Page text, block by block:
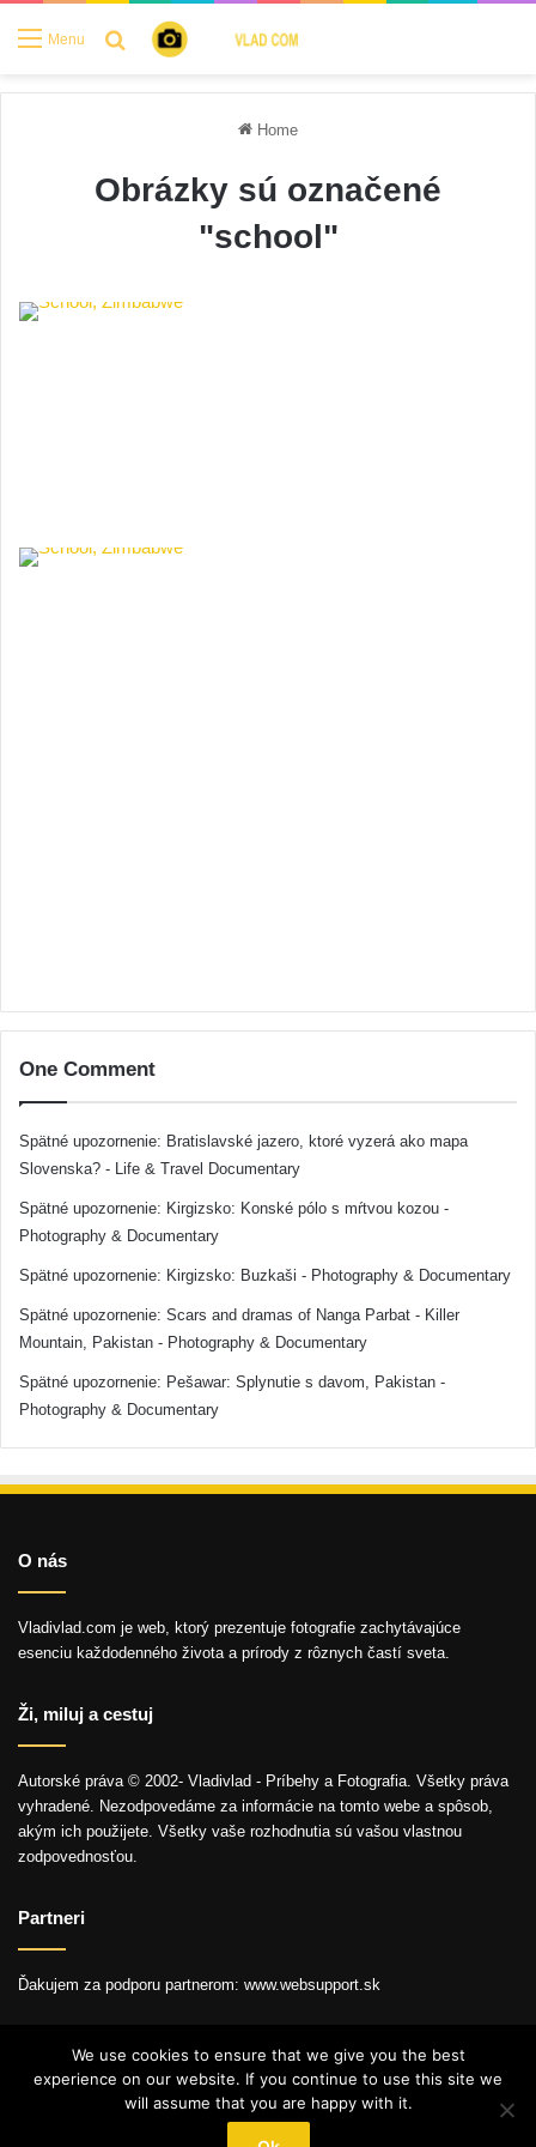
Menu Search for
Home
Obrázky sú označené
"school"
One Comment
Spätné upozornenie: Bratislavské jazero, ktoré vyzerá ako mapa
Slovenska? - Life & Travel Documentary
Spätné upozornenie: Kirgizsko: Konské pólo s mŕtvou kozou -
Photography & Documentary
Spätné upozornenie: Kirgizsko: Buzkaši - Photography & Documentary
Spätné upozornenie: Scars and dramas of Nanga Parbat - Killer
Mountain, Pakistan - Photography & Documentary
Spätné upozornenie: Pešawar: Splynutie s davom, Pakistan -
Photography & Documentary
O nás
Vladivlad.com je web, ktorý prezentuje fotografie zachytávajúce
esenciu každodenného života a prírody z rôznych častí sveta.
Ži, miluj a cestuj
Autorské práva © 2002- Vladivlad - Príbehy a Fotografia. Všetky práva
vyhradené. Nezodpovedáme za informácie na tomto webe a spôsob,
akým ich použijete. Všetky vaše rozhodnutia sú vašou vlastnou
zodpovednosťou.
Partneri
Ďakujem za podporu partnerom: www.websupport.sk
© Autorské práva2026, Všetky práva vyhradené.
YouTube
We use cookies to ensure that we give you the best
experience on our website. If you continue to use this site we
will assume that you are happy with it.